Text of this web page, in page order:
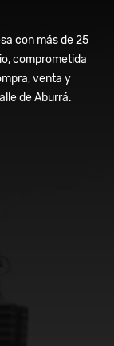
con más de 25
comprometida
venta y
de Aburrá.